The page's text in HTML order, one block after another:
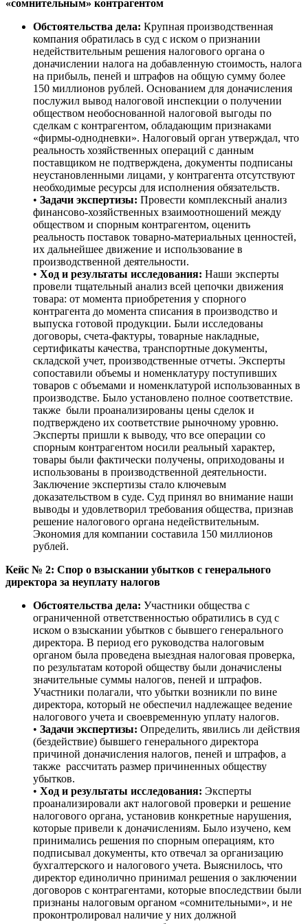
«сомнительным» контрагентом
Обстоятельства дела: Крупная производственная
компания обратилась в суд с иском о признании
недействительным решения налогового органа о
доначислении налога на добавленную стоимость, налога
на прибыль, пеней и штрафов на общую сумму более
150 миллионов рублей. Основанием для доначисления
послужил вывод налоговой инспекции о получении
обществом необоснованной налоговой выгоды по
сделкам с контрагентом, обладающим признаками
«фирмы-однодневки». Налоговый орган утверждал, что
реальность хозяйственных операций с данным
поставщиком не подтверждена, документы подписаны
неустановленными лицами, у контрагента отсутствуют
необходимые ресурсы для исполнения обязательств.
• Задачи экспертизы: Провести комплексный анализ
финансово-хозяйственных взаимоотношений между
обществом и спорным контрагентом, оценить
реальность поставок товарно-материальных ценностей,
их дальнейшее движение и использование в
производственной деятельности.
• Ход и результаты исследования: Наши эксперты
провели тщательный анализ всей цепочки движения
товара: от момента приобретения у спорного
контрагента до момента списания в производство и
выпуска готовой продукции. Были исследованы
договоры, счета-фактуры, товарные накладные,
сертификаты качества, транспортные документы,
складской учет, производственные отчеты. Эксперты
сопоставили объемы и номенклатуру поступивших
товаров с объемами и номенклатурой использованных в
производстве. Было установлено полное соответствие.
также были проанализированы цены сделок и
подтверждено их соответствие рыночному уровню.
Эксперты пришли к выводу, что все операции со
спорным контрагентом носили реальный характер,
товары были фактически получены, оприходованы и
использованы в производственной деятельности.
Заключение экспертизы стало ключевым
доказательством в суде. Суд принял во внимание наши
выводы и удовлетворил требования общества, признав
решение налогового органа недействительным.
Экономия для компании составила 150 миллионов
рублей.
Кейс № 2: Спор о взыскании убытков с генерального
директора за неуплату налогов
Обстоятельства дела: Участники общества с
ограниченной ответственностью обратились в суд с
иском о взыскании убытков с бывшего генерального
директора. В период его руководства налоговым
органом была проведена выездная налоговая проверка,
по результатам которой обществу были доначислены
значительные суммы налогов, пеней и штрафов.
Участники полагали, что убытки возникли по вине
директора, который не обеспечил надлежащее ведение
налогового учета и своевременную уплату налогов.
• Задачи экспертизы: Определить, явились ли действия
(бездействие) бывшего генерального директора
причиной доначисления налогов, пеней и штрафов, а
также рассчитать размер причиненных обществу
убытков.
• Ход и результаты исследования: Эксперты
проанализировали акт налоговой проверки и решение
налогового органа, установив конкретные нарушения,
которые привели к доначислениям. Было изучено, кем
принимались решения по спорным операциям, кто
подписывал документы, кто отвечал за организацию
бухгалтерского и налогового учета. Выяснилось, что
директор единолично принимал решения о заключении
договоров с контрагентами, которые впоследствии были
признаны налоговым органом «сомнительными», и не
проконтролировал наличие у них должной